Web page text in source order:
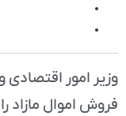
وزیر امور
فروش اموال مازاد